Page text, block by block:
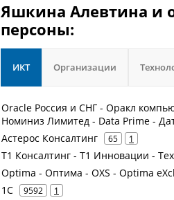
Яшкина Алевтина и
персоны:
ИКТ Организации
Oracle Россия и СНГ - Оракл
Номиниз Лимитед - Data Prime -
Астерос Консалтинг 65 1
Т1 Консалтинг - Т1 Инновации -
Optima - Оптима - OXS - Optima
1С 9592 1